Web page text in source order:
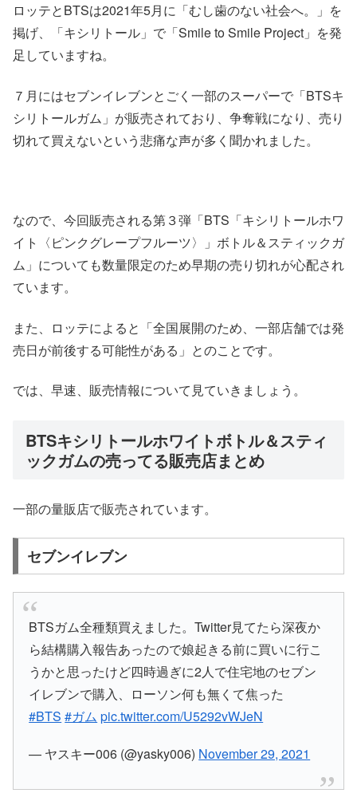
ロッテとBTSは2021年5月に「むし歯のない社会へ。」を
掲げ、「キシリトール」で「Smile to Smile Project」を発
足していますね。
７月にはセブンイレブンとごく一部のスーパーで「BTSキ
シリトールガム」が販売されており、争奪戦になり、売り
切れて買えないという悲痛な声が多く聞かれました。
なので、今回販売される第３弾「BTS「キシリトールホワ
イト〈ピンクグレープフルーツ〉」ボトル＆スティックガ
ム 」についても数量限定のため早期の売り切れが心配され
ています。
また、ロッテによると「全国展開のため、一部店舗では発
売日が前後する可能性がある」とのことです。
では、早速、販売情報について見ていきましょう。
BTSキシリトールホワイトボトル＆スティ
ックガムの売ってる販売店まとめ
一部の量販店で販売されています。
セブンイレブン
BTSガム全種類買えました。Twitter見てたら深夜か
ら結構購入報告あったので娘起きる前に買いに行こ
うかと思ったけど四時過ぎに2人で住宅地のセブン
イレブンで購入、ローソン何も無くて焦った
#BTS #ガム pic.twitter.com/U5292vWJeN
— ヤスキー006 (@yasky006) November 29, 2021